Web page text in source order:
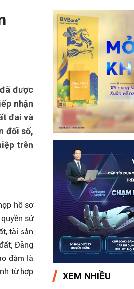
được
nhận
đai và
đổi số,
trên
hồ sơ
sử
tài sản
Đăng
đảm là
từ hợp
XEM NHIỀU